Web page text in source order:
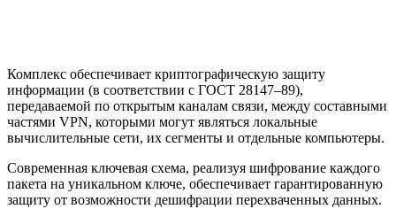
Комплекс обеспечивает криптографическую защиту
информации (в соответствии с ГОСТ 28147–89),
передаваемой по открытым каналам связи, между составными
частями VPN, которыми могут являться локальные
вычислительные сети, их сегменты и отдельные компьютеры.
Современная ключевая схема, реализуя шифрование каждого
пакета на уникальном ключе, обеспечивает гарантированную
защиту от возможности дешифрации перехваченных данных.